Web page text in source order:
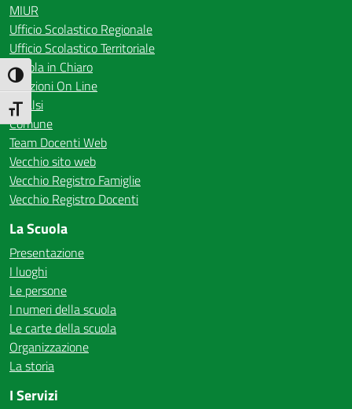
Attiva/disattiva alto contrasto
Attiva/disattiva dimensione testo
MIUR
Ufficio Scolastico Regionale
Ufficio Scolastico Territoriale
Scuola in Chiaro
Iscrizioni On Line
Invalsi
Comune
Team Docenti Web
Vecchio sito web
Vecchio Registro Famiglie
Vecchio Registro Docenti
La Scuola
Presentazione
I luoghi
Le persone
I numeri della scuola
Le carte della scuola
Organizzazione
La storia
I Servizi